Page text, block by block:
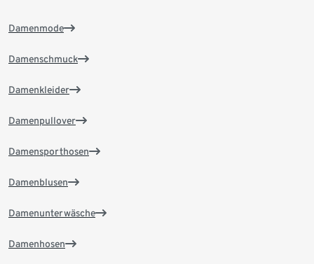
Damenmode
Damenschmuck
Damenkleider
Damenpullover
Damensporthosen
Damenblusen
Damenunterwäsche
Damenhosen